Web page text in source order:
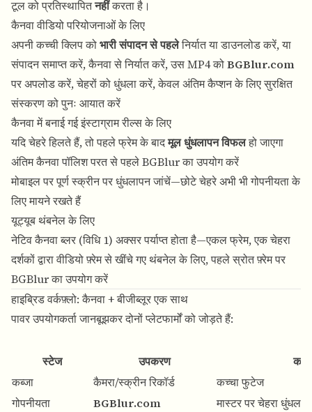
टूल को प्रतिस्थापितनहींकरता है।
कैनवा वीडियो परियोजनाओं के लिए
अपनी कच्ची क्लिप कोभारी संपादन से पहलेनिर्यात या डाउनलोड करें, या
संपादन समाप्त करें, कैनवा से निर्यात करें, उस MP4 कोBGBlur.com
पर अपलोड करें, चेहरों को धुंधला करें, केवल अंतिम कैप्शन के लिए सुरक्षित
संस्करण को पुनः आयात करें
कैनवा में बनाई गई इंस्टाग्राम रील्स के लिए
यदि चेहरे हिलते हैं, तो पहले फ्रेम के बादमूल धुंधलापन विफलहो जाएगा
अंतिम कैनवा पॉलिश परत से पहले BGBlur का उपयोग करें
मोबाइल पर पूर्ण स्क्रीन पर धुंधलापन जांचें—छोटे चेहरे अभी भी गोपनीयता के
लिए मायने रखते हैं
यूट्यूब थंबनेल के लिए
नेटिव कैनवा ब्लर (विधि 1) अक्सर पर्याप्त होता है—एकल फ्रेम, एक चेहरा
दर्शकों द्वारा वीडियो फ़्रेम से खींचे गए थंबनेल के लिए, पहले स्रोत फ़्रेम पर
BGBlur का उपयोग करें
हाइब्रिड वर्कफ़्लो: कैनवा + बीजीब्लूर एक साथ
पावर उपयोगकर्ता जानबूझकर दोनों प्लेटफार्मों को जोड़ते हैं:
स्टेज उपकरण
कार्य
कब्जा
कैमरा/स्क्रीन रिकॉर्ड
कच्चा फुटेज
गोपनीयता
BGBlur.com
मास्टर पर चेहरा धुंधला